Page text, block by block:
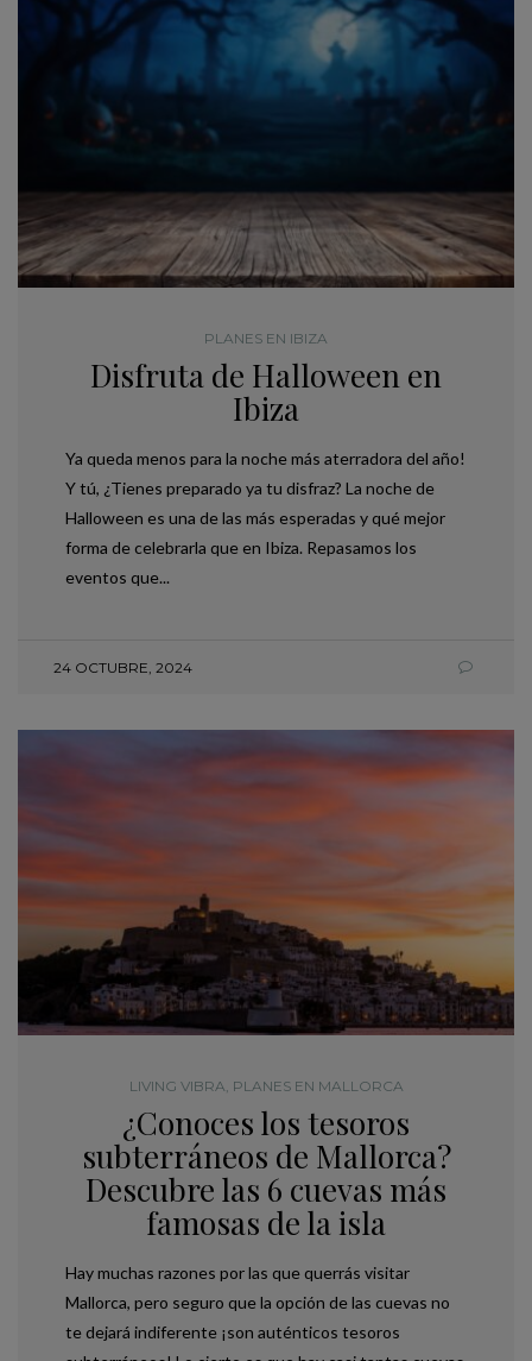
PLANES EN IBIZA
Disfruta de Halloween en
Ibiza
Ya queda menos para la noche más aterradora del año!
Y tú, ¿Tienes preparado ya tu disfraz? La noche de
Halloween es una de las más esperadas y qué mejor
forma de celebrarla que en Ibiza. Repasamos los
eventos que...
24 OCTUBRE, 2024
LIVING VIBRA PLANES EN MALLORCA
¿Conoces los tesoros
subterráneos de Mallorca?
Descubre las 6 cuevas más
famosas de la isla
Hay muchas razones por las que querrás visitar
Mallorca, pero seguro que la opción de las cuevas no
te dejará indiferente ¡son auténticos tesoros